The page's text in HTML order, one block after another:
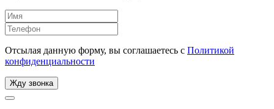
Отсылая данную форму, вы соглашаетесь с Политикой
конфиденциальности
Жду звонка